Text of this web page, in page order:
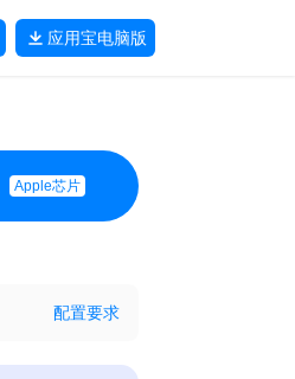
应用宝电脑版
Apple芯片
配置要求